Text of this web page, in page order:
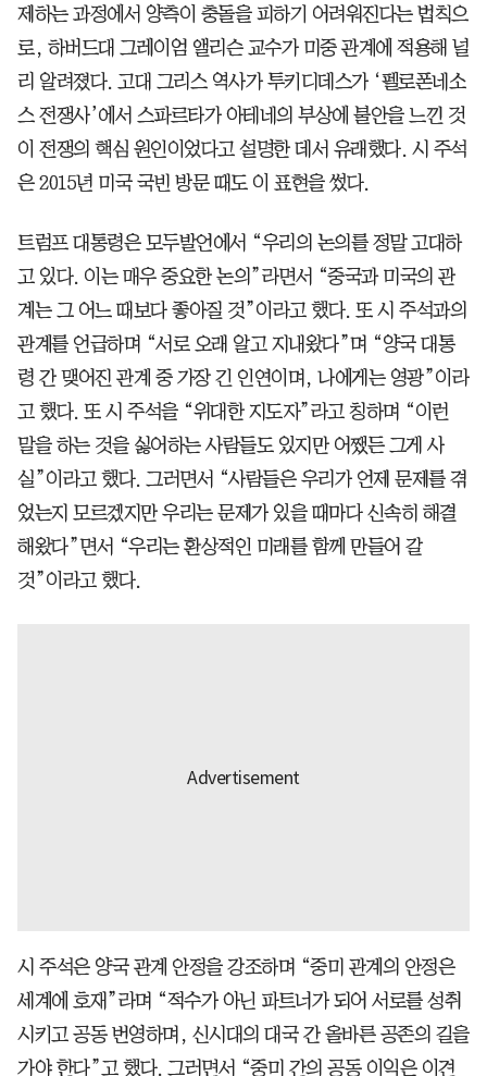
제하는 과정에서 양측이 충돌을 피하기 어려워진다는 법칙으
로, 하버드대 그레이엄 앨리슨 교수가 미중 관계에 적용해 널
리 알려졌다. 고대 그리스 역사가 투키디데스가 ‘펠로폰네소
스 전쟁사’에서 스파르타가 아테네의 부상에 불안을 느낀 것
이 전쟁의 핵심 원인이었다고 설명한 데서 유래했다. 시 주석
은 2015년 미국 국빈 방문 때도 이 표현을 썼다.
트럼프 대통령은 모두발언에서 “우리의 논의를 정말 고대하
고 있다. 이는 매우 중요한 논의”라면서 “중국과 미국의 관
계는 그 어느 때보다 좋아질 것”이라고 했다. 또 시 주석과의
관계를 언급하며 “서로 오래 알고 지내왔다”며 “양국 대통
령 간 맺어진 관계 중 가장 긴 인연이며, 나에게는 영광”이라
고 했다. 또 시 주석을 “위대한 지도자”라고 칭하며 “이런
말을 하는 것을 싫어하는 사람들도 있지만 어쨌든 그게 사
실”이라고 했다. 그러면서 “사람들은 우리가 언제 문제를 겪
었는지 모르겠지만 우리는 문제가 있을 때마다 신속히 해결
해왔다”면서 “우리는 환상적인 미래를 함께 만들어 갈
것”이라고 했다.
시 주석은 양국 관계 안정을 강조하며 “중미 관계의 안정은
세계에 호재”라며 “적수가 아닌 파트너가 되어 서로를 성취
시키고 공동 번영하며, 신시대의 대국 간 올바른 공존의 길을
가야 한다”고 했다. 그러면서 “중미 간의 공동 이익은 이견